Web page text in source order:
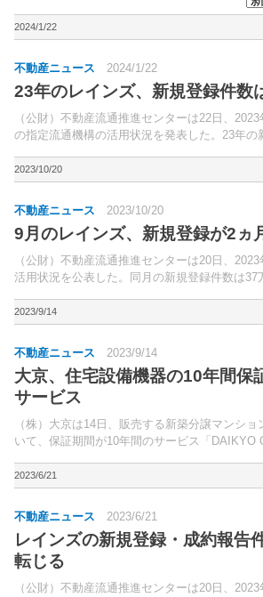
野村不動産
2024/1/22
不動産ニュース 2024/1/22
23年のレインズ、新規登録件数
（公財）不動産流通推進センターは22日、
の指定流通機構の活用状況を発表した。23年の
2023/10/20
不動産ニュース 2023/10/20
9月のレインズ、新規登録が2ヵ
（公財）不動産流通推進センターは20日、
活用状況を公表した。同月の新規登録件数は37
2023/9/14
不動産ニュース 2023/9/14
大京、住宅設備機器の10年間保
サービス
（株）大京は14日、販売する新築分譲マンシ
いて、保証期間が10年間のサービス「DAIKYO
を開始する物件において、...
2023/6/21
不動産ニュース 2023/6/21
レインズの新規登録・成約報告
転じる
（公財）不動産流通推進センターは20日、